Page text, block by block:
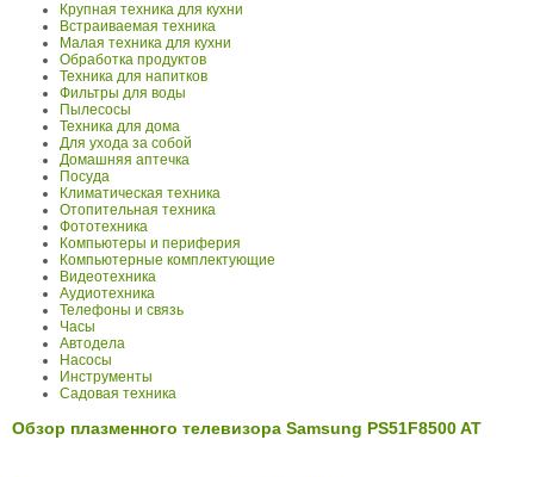
Крупная техника для кухни
Встраиваемая техника
Малая техника для кухни
Обработка продуктов
Техника для напитков
Фильтры для воды
Пылесосы
Техника для дома
Для ухода за собой
Домашняя аптечка
Посуда
Климатическая техника
Отопительная техника
Фототехника
Компьютеры и периферия
Компьютерные комплектующие
Видеотехника
Аудиотехника
Телефоны и связь
Часы
Автодела
Насосы
Инструменты
Садовая техника
Обзор плазменного телевизора Samsung PS51F8500 AT